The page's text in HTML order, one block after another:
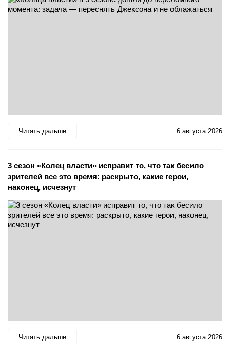
Читать дальше 6 августа 2026
3 сезон «Колец власти» исправит то, что так бесило
зрителей все это время: раскрыто, какие герои,
наконец, исчезнут
Читать дальше 6 августа 2026